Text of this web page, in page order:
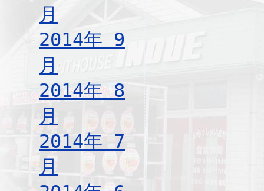
月
2014年 9
月
2014年 8
月
2014年 7
月